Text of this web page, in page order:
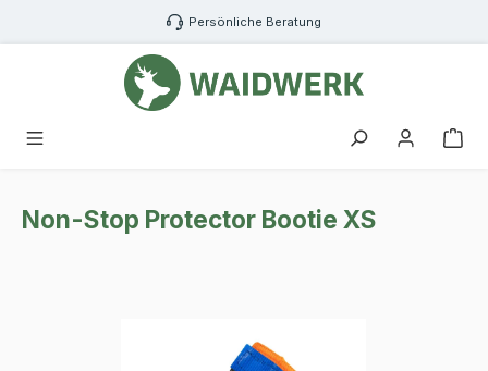
Zum Hauptinhalt springen Persönliche Beratung
Non-Stop Protector Bootie XS